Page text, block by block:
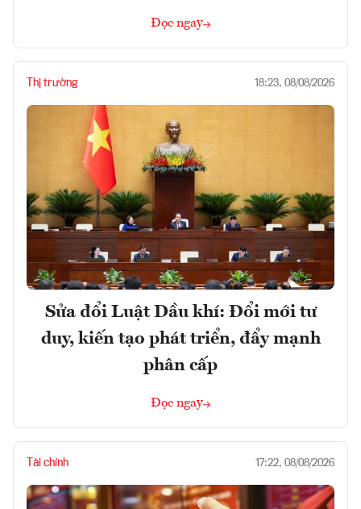
Đọc ngay
Thị trường 18:23, 08/08/2026
Sửa đổi Luật Dầu khí: Đổi mới tư
duy, kiến tạo phát triển, đẩy mạnh
phân cấp
Đọc ngay
Tài chính 17:22, 08/08/2026